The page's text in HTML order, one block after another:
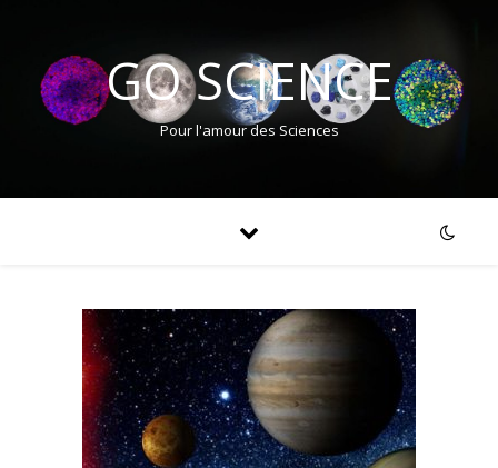
GO SCIENCE
Pour l'amour des Sciences